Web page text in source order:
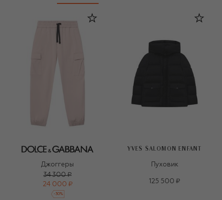
Джоггеры
34 300 ₽
24 000 ₽
-30%
YVES SALOMON ENFANT
Пуховик
125 500 ₽